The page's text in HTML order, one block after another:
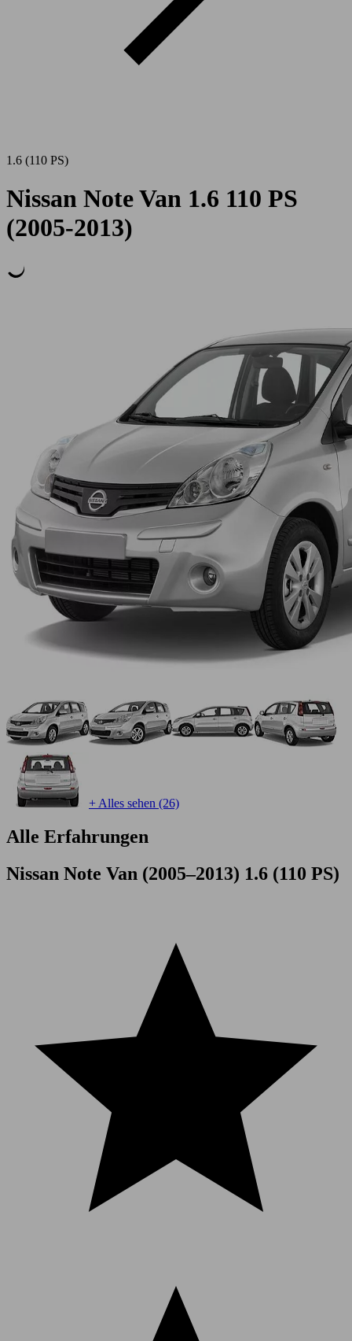
1.6 (110 PS)
Nissan Note Van 1.6 110 PS
(2005-2013)
+ Alles sehen (26)
Alle Erfahrungen
Nissan Note Van (2005–2013) 1.6 (110 PS)